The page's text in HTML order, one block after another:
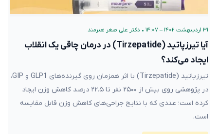
۳۱ اردیبهشت ۱۴۰۲ – ۱۴:۰۷ • دکتر علی‌اصغر هنرمند
آیا تیرزپاتید (Tirzepatide) در درمان چاقی یک انقلاب
ایجاد می‌کند؟
تیرزپاتید (Tirzepatide) با اثر همزمان روی گیرنده‌های GLP1 و GIP،
در پژوهشی روی بیش از ۲۵۰۰ نفر تا ۲۲.۵ درصد کاهش وزن ایجاد
کرده است؛ عددی که با نتایج جراحی‌های کاهش وزن قابل مقایسه
است.